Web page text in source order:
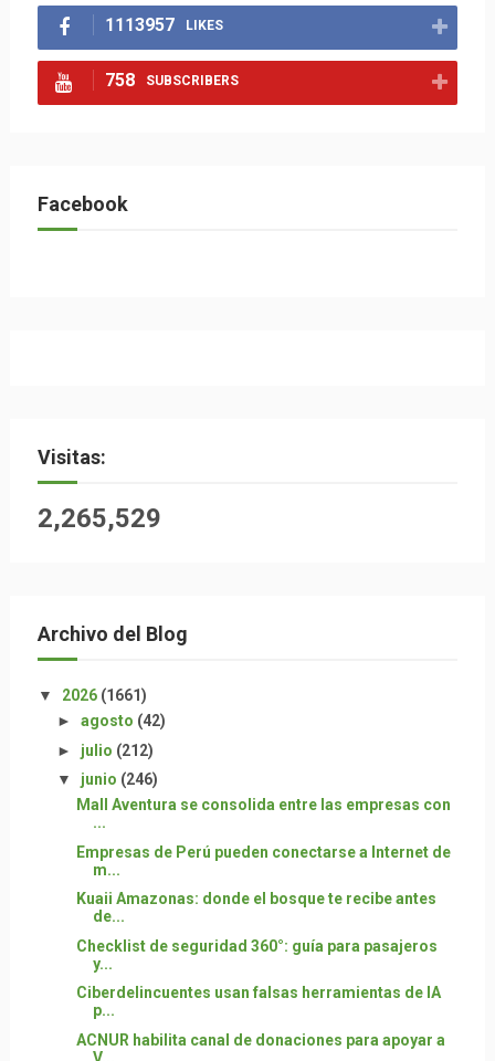
1113957 LIKES
758 SUBSCRIBERS
Facebook
Visitas:
2,265,529
Archivo del Blog
▼ 2026 (1661)
► agosto (42)
► julio (212)
▼ junio (246)
Mall Aventura se consolida entre las empresas con
...
Empresas de Perú pueden conectarse a Internet de
m...
Kuaii Amazonas: donde el bosque te recibe antes
de...
Checklist de seguridad 360°: guía para pasajeros
y...
Ciberdelincuentes usan falsas herramientas de IA
p...
ACNUR habilita canal de donaciones para apoyar a
V...